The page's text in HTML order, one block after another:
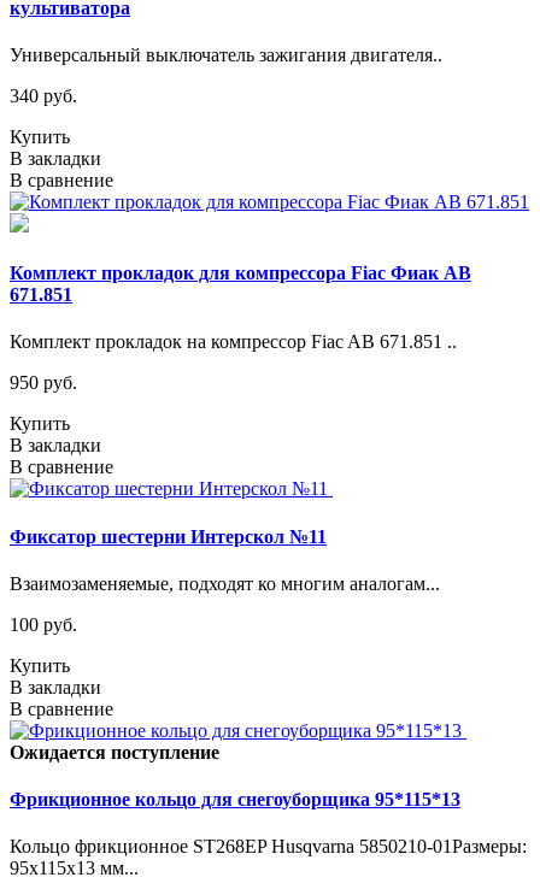
культиватора
Универсальный выключатель зажигания двигателя..
340 руб.
Купить
В закладки
В сравнение
Комплект прокладок для компрессора Fiac Фиак AB
671.851
Комплект прокладок на компрессор Fiac AB 671.851 ..
950 руб.
Купить
В закладки
В сравнение
Фиксатор шестерни Интерскол №11
Взаимозаменяемые, подходят ко многим аналогам...
100 руб.
Купить
В закладки
В сравнение
Ожидается поступление
Фрикционное кольцо для снегоуборщика 95*115*13
Кольцо фрикционное ST268EP Husqvarna 5850210-01Размеры:
95х115х13 мм...